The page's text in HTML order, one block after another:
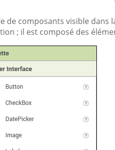
de composants visible dans
; il est composé des